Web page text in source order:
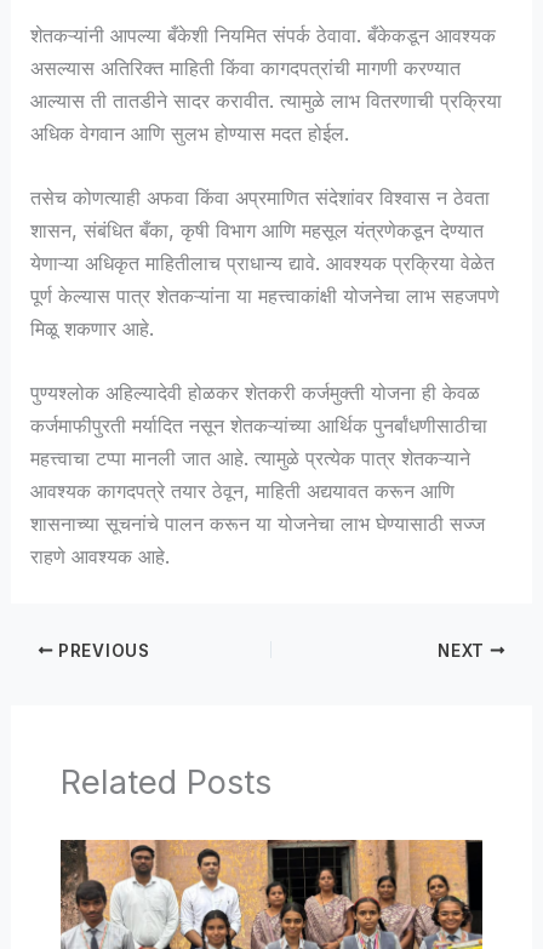
शेतकऱ्यांनी आपल्या बँकेशी नियमित संपर्क ठेवावा. बँकेकडून आवश्यक
असल्यास अतिरिक्त माहिती किंवा कागदपत्रांची मागणी करण्यात
आल्यास ती तातडीने सादर करावीत. त्यामुळे लाभ वितरणाची प्रक्रिया
अधिक वेगवान आणि सुलभ होण्यास मदत होईल.
तसेच कोणत्याही अफवा किंवा अप्रमाणित संदेशांवर विश्वास न ठेवता
शासन, संबंधित बँका, कृषी विभाग आणि महसूल यंत्रणेकडून देण्यात
येणाऱ्या अधिकृत माहितीलाच प्राधान्य द्यावे. आवश्यक प्रक्रिया वेळेत
पूर्ण केल्यास पात्र शेतकऱ्यांना या महत्त्वाकांक्षी योजनेचा लाभ सहजपणे
मिळू शकणार आहे.
पुण्यश्लोक अहिल्यादेवी होळकर शेतकरी कर्जमुक्ती योजना ही केवळ
कर्जमाफीपुरती मर्यादित नसून शेतकऱ्यांच्या आर्थिक पुनर्बांधणीसाठीचा
महत्त्वाचा टप्पा मानली जात आहे. त्यामुळे प्रत्येक पात्र शेतकऱ्याने
आवश्यक कागदपत्रे तयार ठेवून, माहिती अद्ययावत करून आणि
शासनाच्या सूचनांचे पालन करून या योजनेचा लाभ घेण्यासाठी सज्ज
राहणे आवश्यक आहे.
PREVIOUS NEXT
Related Posts